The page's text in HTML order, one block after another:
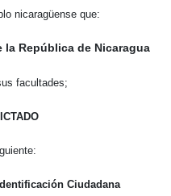
nicaragüense que:
la República de Nicaragua
facultades;
Ciudadana